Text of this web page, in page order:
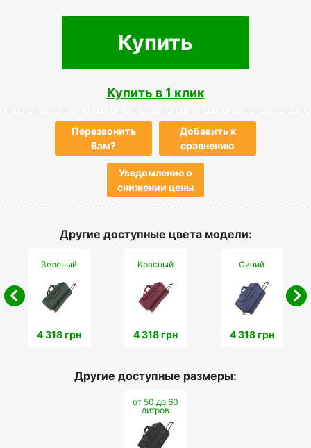
Купить
Купить в 1 клик
Перезвонить
Вам?
Добавить к
сравнению
Уведомление о
снижении цены
Другие доступные цвета модели:
Зеленый
4 318 грн
Красный
4 318 грн
Синий
4 318 грн
Другие доступные размеры:
от 50 до 60
литров